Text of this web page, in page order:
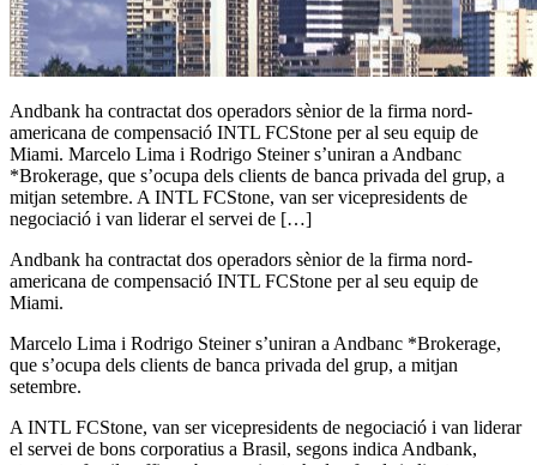
Andbank ha contractat dos operadors sènior de la firma nord-
americana de compensació INTL FCStone per al seu equip de
Miami. Marcelo Lima i Rodrigo Steiner s’uniran a Andbanc
*Brokerage, que s’ocupa dels clients de banca privada del grup, a
mitjan setembre. A INTL FCStone, van ser vicepresidents de
negociació i van liderar el servei de […]
Andbank ha contractat dos operadors sènior de la firma nord-
americana de compensació INTL FCStone per al seu equip de
Miami.
Marcelo Lima i Rodrigo Steiner s’uniran a Andbanc *Brokerage,
que s’ocupa dels clients de banca privada del grup, a mitjan
setembre.
A INTL FCStone, van ser vicepresidents de negociació i van liderar
el servei de bons corporatius a Brasil, segons indica Andbank,